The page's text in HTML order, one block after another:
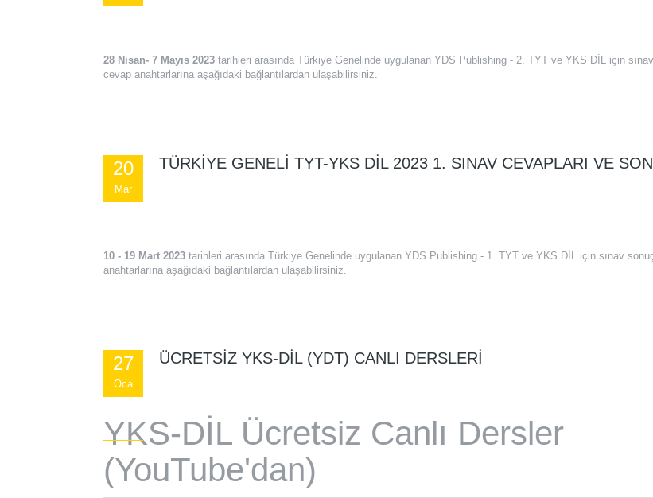
28 Nisan- 7 Mayıs 2023 tarihleri arasında Türkiye Genelinde uygulanan YDS Publishing - 2. TYT ve YKS DİL için
cevap anahtarlarına aşağıdaki bağlantılardan ulaşabilirsiniz.
20
Mar
TÜRKIYE GENELI TYT-YKS DİL 2023 1. SINAV CEVAPLARI VE
10 - 19 Mart 2023 tarihleri arasında Türkiye Genelinde uygulanan YDS Publishing - 1. TYT ve YKS DİL için sınav
anahtarlarına aşağıdaki bağlantılardan ulaşabilirsiniz.
27
Oca
ÜCRETSIZ YKS-DİL (YDT) CANLI DERSLERI
YKS-DİL Ücretsiz Canlı Dersler
(YouTube'dan)